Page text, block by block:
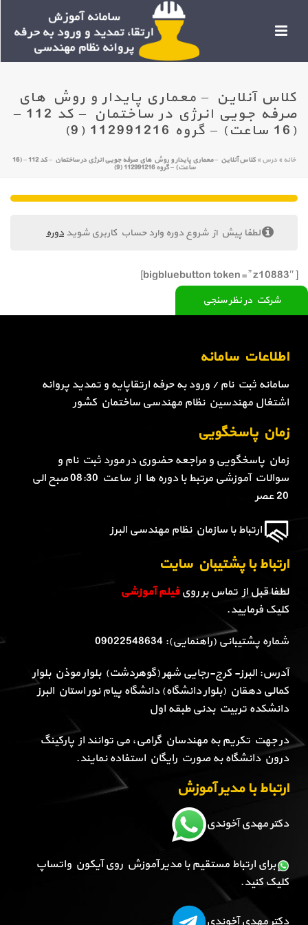
کلاس آنلاین – معماری پایدار و روش های
صرفه جویی انرژی در ساختمان – کد 112 –
(16 ساعت) – گروه 112991216 (9)
خانه » درس » کلاس آنلاین – معماری پایدار و روش های صرفه جویی انرژی در ساختمان – کد 112 – (16
ساعت) – گروه 112991216 (9)
شرکت در نظر سنجی
لطفا پیش از شروع دوره وارد حساب کاربری شویددوره
[bigbluebutton token=” z10883″]
اطلاعات سامانه
سامانه ثبت نام / ورود به حرفه ارتقاپایه و تمدید پروانه
اشتغال مهندسین نظام مهندسی ساختمان کشور
زمان پاسخگویی
زمان پاسخگویی و مراجعه حضوری در مورد ثبت نام و
سوالات آموزشی مرتبط با دوره ها از ساعت 08:30 صبح الی
20 عصر
ارتباط با سازمان نظام مهندسی البرز
ارتباط با پشتیبان سایت
لطفا قبل از تماس بر رویفیلم آموزشی
کلیک فرمایید.
شماره پشتیبانی (راهنمایی): 09022548634
آدرس: البرز- کرج-رجایی شهر (گوهردشت) بلوار موذن بلوار
کمالی دهقان (بلوار دانشگاه) دانشگاه پیام نور استان البرز
دانشکده تربیت بدنی طبقه اول
در جهت تکریم به مهندسان گرامی، می توانند از پارکینگ
درون دانشگاه به صورت رایگان استفاده نمایند.
ارتباط با مدیر آموزش
دکتر مهدی آخوندی
برای ارتباط مستقیم با مدیر آموزش روی آیکون واتساپ
کلیک کنید.
دکتر مهدی آخوندی